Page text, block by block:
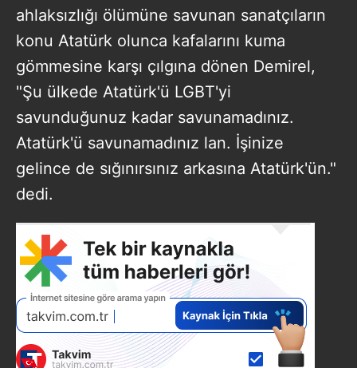
ahlaksızlığı ölümüne savunan sanatçıların
konu Atatürk olunca kafalarını kuma
gömmesine karşı çılgına dönen Demirel,
"Şu ülkede Atatürk'ü LGBT'yi
savunduğunuz kadar savunamadınız.
Atatürk'ü savunamadınız lan. İşinize
gelince de sığınırsınız arkasına Atatürk'ün."
dedi.